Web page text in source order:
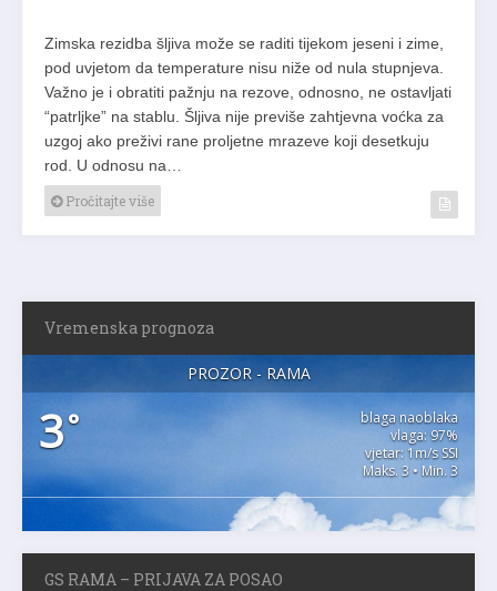
Zimska rezidba šljiva može se raditi tijekom jeseni i zime,
pod uvjetom da temperature nisu niže od nula stupnjeva.
Važno je i obratiti pažnju na rezove, odnosno, ne ostavljati
“patrljke” na stablu. Šljiva nije previše zahtjevna voćka za
uzgoj ako preživi rane proljetne mrazeve koji desetkuju
rod. U odnosu na…
Pročitajte više
Vremenska prognoza
PROZOR - RAMA
3°
blaga naoblaka
vlaga: 97%
vjetar: 1m/s SSI
Maks. 3 • Min. 3
GS RAMA – PRIJAVA ZA POSAO